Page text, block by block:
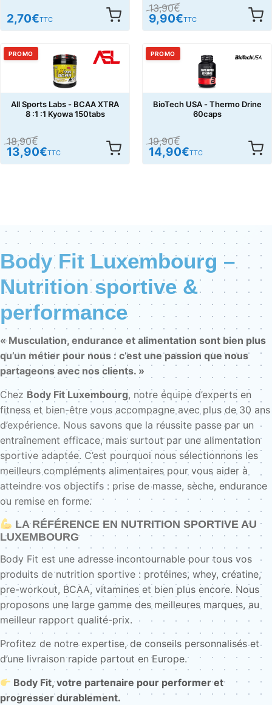
2,70€TTC
13,90€
9,90€TTC
PROMO
All Sports Labs - BCAA XTRA
8 :1 :1 Kyowa 150tabs
18,90€
13,90€TTC
PROMO
BioTech USA - Thermo Drine
60caps
19,90€
14,90€TTC
Body Fit Luxembourg –
Nutrition sportive &
performance
« Musculation, endurance et alimentation sont bien plus
qu’un métier pour nous : c’est une passion que nous
partageons avec nos clients. »
Chez Body Fit Luxembourg, notre équipe d’experts en
fitness et bien-être vous accompagne avec plus de 30 ans
d’expérience. Nous savons que la réussite passe par un
entraînement efficace, mais surtout par une alimentation
sportive adaptée. C’est pourquoi nous sélectionnons les
meilleurs compléments alimentaires pour vous aider à
atteindre vos objectifs : prise de masse, sèche, endurance
ou remise en forme.
LA RÉFÉRENCE EN NUTRITION SPORTIVE AU
LUXEMBOURG
Body Fit est une adresse incontournable pour tous vos
produits de nutrition sportive : protéines, whey, créatine,
pre-workout, BCAA, vitamines et bien plus encore. Nous
proposons une large gamme des meilleures marques, au
meilleur rapport qualité-prix.
Profitez de notre expertise, de conseils personnalisés et
d’une livraison rapide partout en Europe.
Body Fit, votre partenaire pour performer et
progresser durablement.